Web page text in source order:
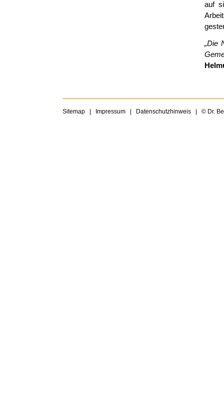
auf
„Die
Sitemap Impressum Datenschutzhinweis © Dr.